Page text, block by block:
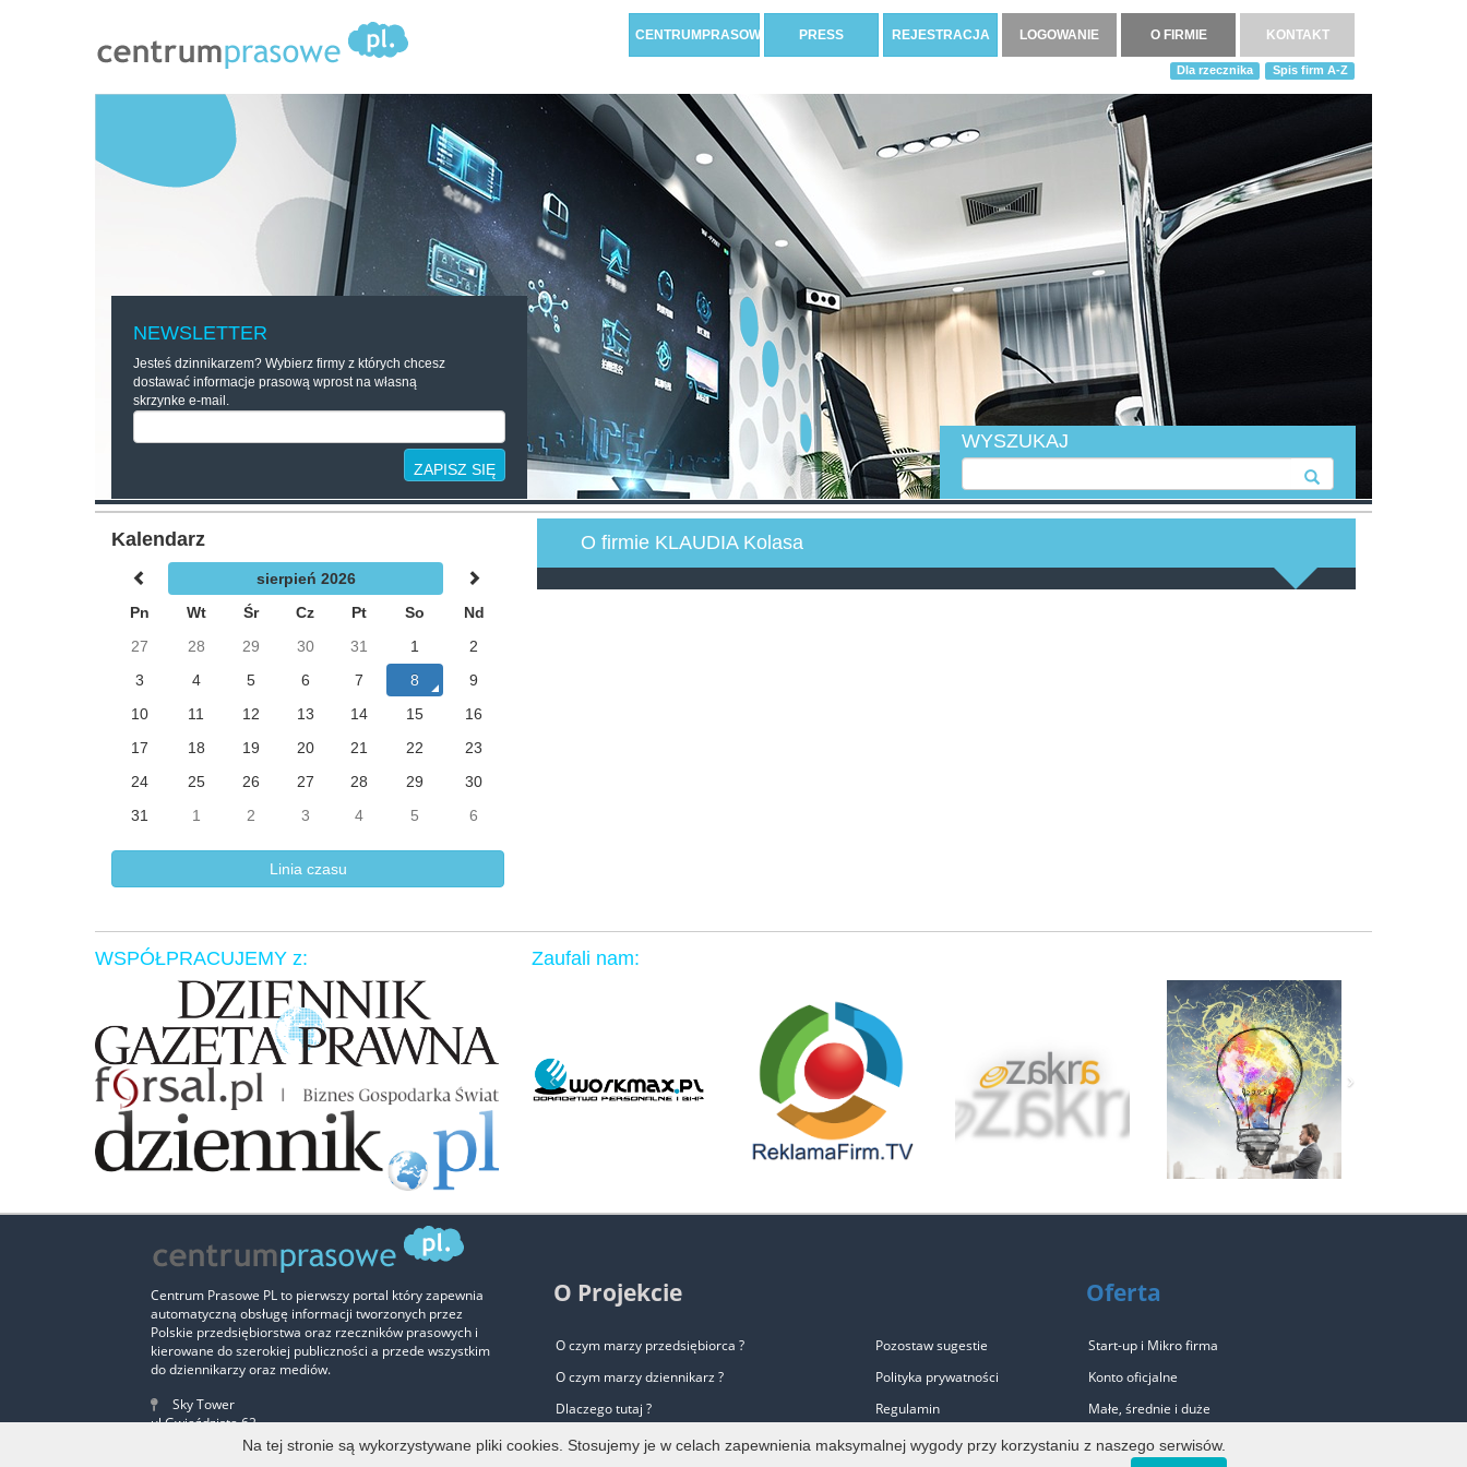
CENTRUMPRASOWE PRESS REJESTRACJA LOGOWANIE O FIRMIE KONTAKT
Spis firm A-Z
Dla rzecznika
NEWSLETTER
Jesteś dzinnikarzem? Wybierz firmy z których chcesz
dostawać informacje prasową wprost na własną
skrzynke e-mail.
ZAPISZ SIĘ
WYSZUKAJ
Kalendarz
sierpień 2026
Pn
Wt Śr Cz Pt So
Nd
27
28 29 30 31 1
2
3
4 5 6 7 8
9
10
11 12 13 14 15
16
17
18 19 20 21 22
23
24
25 26 27 28 29
30
31
1 2 3 4 5 6
Linia czasu
O firmie KLAUDIA Kolasa
WSPÓŁPRACUJEMY z: Zaufali nam:
‹ ›
Centrum Prasowe PL to pierwszy portal który zapewnia
automatyczną obsługę informacji tworzonych przez
Polskie przedsiębiorstwa oraz rzeczników prasowych i
kierowane do szerokiej publiczności a przede wszystkim
do dziennikarzy oraz mediów.
Sky Tower
ul.Gwiaździsta 62
Piętro 12, lokal nr 2
O Projekcie
O czym marzy przedsiębiorca ?
O czym marzy dziennikarz ?
Dlaczego tutaj ?
Zalety biura prasowego
Pozostaw sugestie
Polityka prywatności
Regulamin
Pomoc
Oferta
Start-up i Mikro firma
Konto oficjalne
Małe, średnie i duże
Mała agencja PR
Na tej stronie są wykorzystywane pliki cookies. Stosujemy je w celach zapewnienia maksymalnej wygody przy korzystaniu z naszego serwisów.